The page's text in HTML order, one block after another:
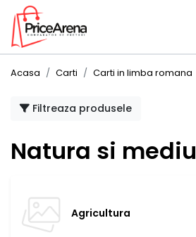
Acasa Carti Carti in limba romana
Filtreaza produsele
Natura si mediu
Agricultura